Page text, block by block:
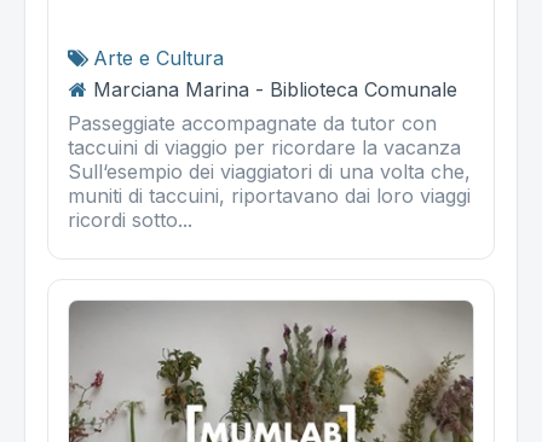
Arte e Cultura
Marciana Marina - Biblioteca Comunale
Passeggiate accompagnate da tutor con
taccuini di viaggio per ricordare la vacanza
Sull‘esempio dei viaggiatori di una volta che,
muniti di taccuini, riportavano dai loro viaggi
ricordi sotto...